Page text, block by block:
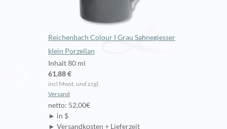
Reichenbach Colour I Grau Sahnegiesser
klein Porzellan
Inhalt 80 ml
61,88 €
incl Mwst. und zzgl.
Versand
netto: 52,00€
► in $
► Versandkosten + Lieferzeit